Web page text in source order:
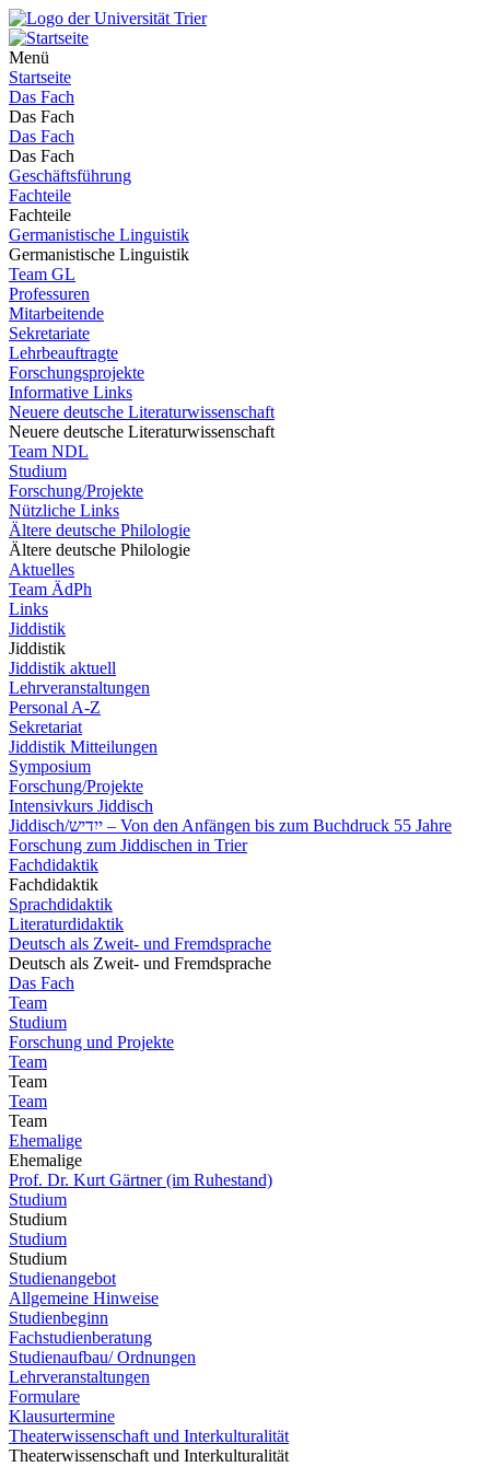
Menü
Startseite
Das Fach
Das Fach
Das Fach
Das Fach
Geschäftsführung
Fachteile
Fachteile
Germanistische Linguistik
Germanistische Linguistik
Team GL
Professuren
Mitarbeitende
Sekretariate
Lehrbeauftragte
Forschungsprojekte
Informative Links
Neuere deutsche Literaturwissenschaft
Neuere deutsche Literaturwissenschaft
Team NDL
Studium
Forschung/Projekte
Nützliche Links
Ältere deutsche Philologie
Ältere deutsche Philologie
Aktuelles
Team ÄdPh
Links
Jiddistik
Jiddistik
Jiddistik aktuell
Lehrveranstaltungen
Personal A-Z
Sekretariat
Jiddistik Mitteilungen
Symposium
Forschung/Projekte
Intensivkurs Jiddisch
Jiddisch/ייִדיש – Von den Anfängen bis zum Buchdruck 55 Jahre
Forschung zum Jiddischen in Trier
Fachdidaktik
Fachdidaktik
Sprachdidaktik
Literaturdidaktik
Deutsch als Zweit- und Fremdsprache
Deutsch als Zweit- und Fremdsprache
Das Fach
Team
Studium
Forschung und Projekte
Team
Team
Team
Team
Ehemalige
Ehemalige
Prof. Dr. Kurt Gärtner (im Ruhestand)
Studium
Studium
Studium
Studium
Studienangebot
Allgemeine Hinweise
Studienbeginn
Fachstudienberatung
Studienaufbau/ Ordnungen
Lehrveranstaltungen
Formulare
Klausurtermine
Theaterwissenschaft und Interkulturalität
Theaterwissenschaft und Interkulturalität